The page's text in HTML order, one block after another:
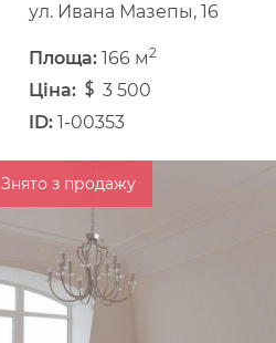
ул. Ивана Мазепы, 16
Площа: 166 м2
Ціна:
3 500
ID: 1-00353
Знято з продажу